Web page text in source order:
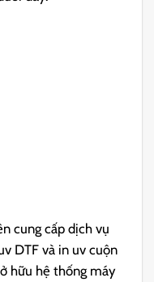
cung cấp dịch vụ
DTF và in uv cuộn
hữu hệ thống máy